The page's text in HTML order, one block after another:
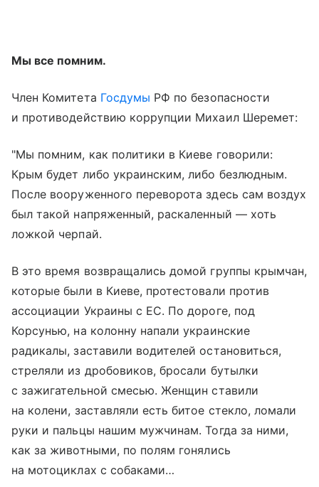
Мы все помним.
Член Комитета Госдумы РФ по безопасности
и противодействию коррупции Михаил Шеремет:
"Мы помним, как политики в Киеве говорили:
Крым будет либо украинским, либо безлюдным.
После вооруженного переворота здесь сам воздух
был такой напряженный, раскаленный — хоть
ложкой черпай.
В это время возвращались домой группы крымчан,
которые были в Киеве, протестовали против
ассоциации Украины с ЕС. По дороге, под
Корсунью, на колонну напали украинские
радикалы, заставили водителей остановиться,
стреляли из дробовиков, бросали бутылки
с зажигательной смесью. Женщин ставили
на колени, заставляли есть битое стекло, ломали
руки и пальцы нашим мужчинам. Тогда за ними,
как за животными, по полям гонялись
на мотоциклах с собаками…